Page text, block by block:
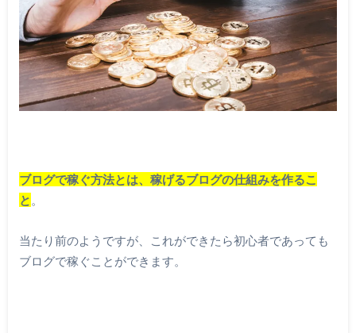
ブログで稼ぐ方法とは、稼げるブログの仕組みを作るこ
と 。
当たり前のようですが、これができたら初心者であっても
ブログで稼ぐことができます。